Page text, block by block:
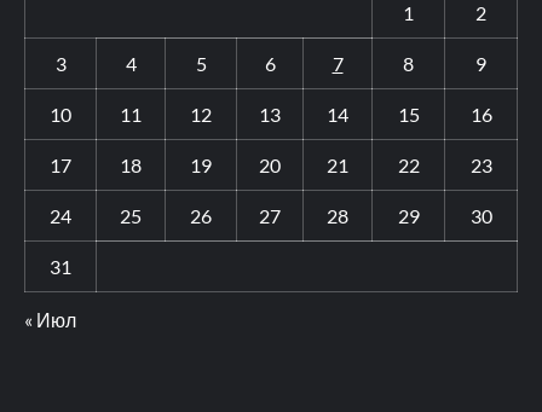
1 2
3 4 5 6 7 8 9
10 11 12 13 14 15 16
17 18 19 20 21 22 23
24 25 26 27 28 29 30
31
« Июл